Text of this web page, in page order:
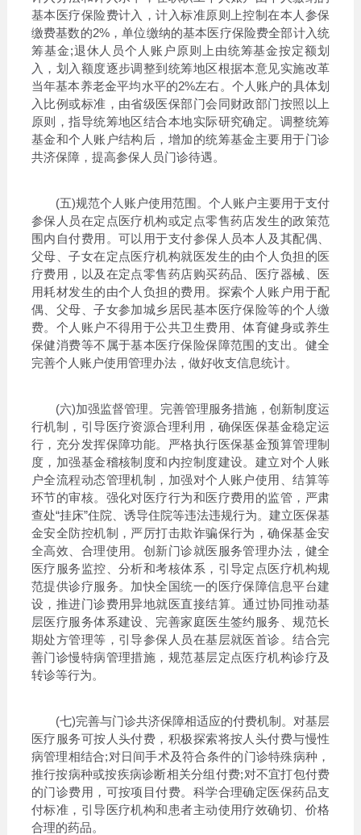
基本医疗保险费计入，计入标准原则上控制在本人参保
缴费基数的2%，单位缴纳的基本医疗保险费全部计入统
筹基金;退休人员个人账户原则上由统筹基金按定额划
入，划入额度逐步调整到统筹地区根据本意见实施改革
当年基本养老金平均水平的2%左右。个人账户的具体划
入比例或标准，由省级医保部门会同财政部门按照以上
原则，指导统筹地区结合本地实际研究确定。调整统筹
基金和个人账户结构后，增加的统筹基金主要用于门诊
共济保障，提高参保人员门诊待遇。
(五)规范个人账户使用范围。个人账户主要用于支付
参保人员在定点医疗机构或定点零售药店发生的政策范
围内自付费用。可以用于支付参保人员本人及其配偶、
父母、子女在定点医疗机构就医发生的由个人负担的医
疗费用，以及在定点零售药店购买药品、医疗器械、医
用耗材发生的由个人负担的费用。探索个人账户用于配
偶、父母、子女参加城乡居民基本医疗保险等的个人缴
费。个人账户不得用于公共卫生费用、体育健身或养生
保健消费等不属于基本医疗保险保障范围的支出。健全
完善个人账户使用管理办法，做好收支信息统计。
(六)加强监督管理。完善管理服务措施，创新制度运
行机制，引导医疗资源合理利用，确保医保基金稳定运
行，充分发挥保障功能。严格执行医保基金预算管理制
度，加强基金稽核制度和内控制度建设。建立对个人账
户全流程动态管理机制，加强对个人账户使用、结算等
环节的审核。强化对医疗行为和医疗费用的监管，严肃
查处“挂床”住院、诱导住院等违法违规行为。建立医保基
金安全防控机制，严厉打击欺诈骗保行为，确保基金安
全高效、合理使用。创新门诊就医服务管理办法，健全
医疗服务监控、分析和考核体系，引导定点医疗机构规
范提供诊疗服务。加快全国统一的医疗保障信息平台建
设，推进门诊费用异地就医直接结算。通过协同推动基
层医疗服务体系建设、完善家庭医生签约服务、规范长
期处方管理等，引导参保人员在基层就医首诊。结合完
善门诊慢特病管理措施，规范基层定点医疗机构诊疗及
转诊等行为。
(七)完善与门诊共济保障相适应的付费机制。对基层
医疗服务可按人头付费，积极探索将按人头付费与慢性
病管理相结合;对日间手术及符合条件的门诊特殊病种，
推行按病种或按疾病诊断相关分组付费;对不宜打包付费
的门诊费用，可按项目付费。科学合理确定医保药品支
付标准，引导医疗机构和患者主动使用疗效确切、价格
合理的药品。